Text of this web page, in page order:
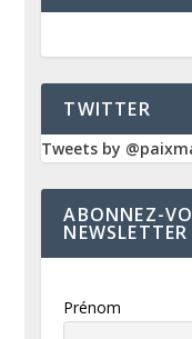
TWITTER
Tweets by
ABONNEZ-
NEWSLETTER
Prénom